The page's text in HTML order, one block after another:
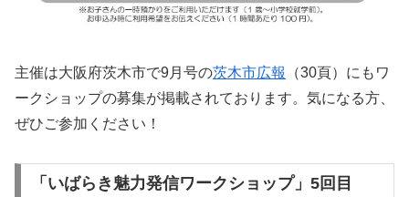
主催は大阪府茨木市で9月号の茨木市広報
（30頁）にもワ
ークショップの募集が掲載されております。気になる方、
ぜひご参加ください！
「いばらき魅力発信ワークショップ」5回目